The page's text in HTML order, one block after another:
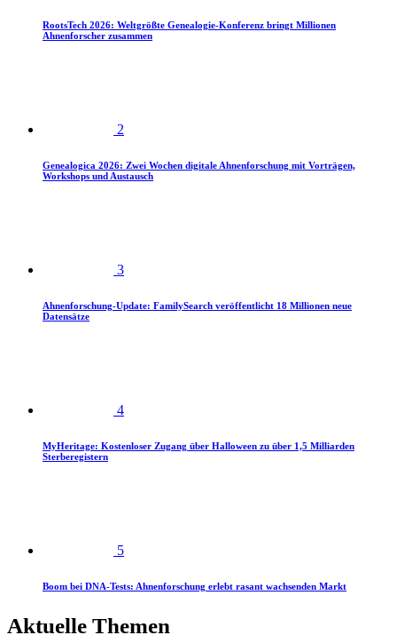
RootsTech 2026: Weltgrößte Genealogie-Konferenz bringt Millionen
Ahnenforscher zusammen
2
Genealogica 2026: Zwei Wochen digitale Ahnenforschung mit Vorträgen,
Workshops und Austausch
3
Ahnenforschung-Update: FamilySearch veröffentlicht 18 Millionen neue
Datensätze
4
MyHeritage: Kostenloser Zugang über Halloween zu über 1,5 Milliarden
Sterberegistern
5
Boom bei DNA-Tests: Ahnenforschung erlebt rasant wachsenden Markt
Aktuelle Themen